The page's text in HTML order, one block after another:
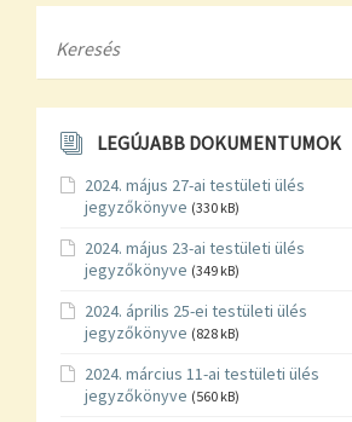
LEGÚJABB DOKUMENTUMOK
2024. május 27-ai testületi ülés
jegyzőkönyve (330 kB)
2024. május 23-ai testületi ülés
jegyzőkönyve (349 kB)
2024. április 25-ei testületi ülés
jegyzőkönyve (828 kB)
2024. március 11-ai testületi ülés
jegyzőkönyve (560 kB)